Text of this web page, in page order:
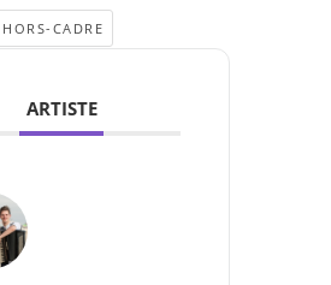
HORS-CADRE
ARTISTE